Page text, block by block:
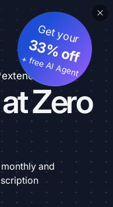
Zero
Get your
33% off
+ free AI Agent
and